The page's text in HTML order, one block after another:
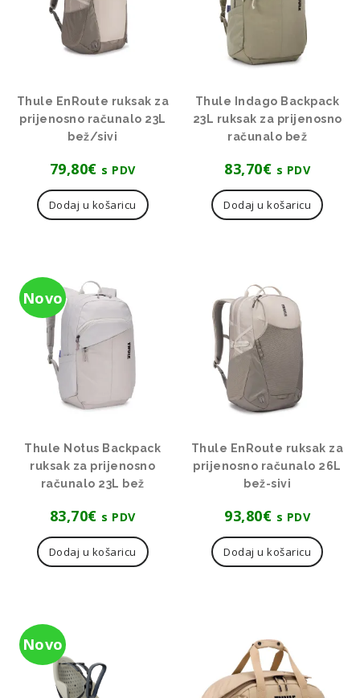
Thule EnRoute ruksak za
prijenosno računalo 23L
bež/sivi
79,80€ s PDV
Dodaj u košaricu
Thule Indago Backpack
23L ruksak za prijenosno
računalo bež
83,70€ s PDV
Dodaj u košaricu
Novo
Thule Notus Backpack
ruksak za prijenosno
računalo 23L bež
83,70€ s PDV
Dodaj u košaricu
Thule EnRoute ruksak za
prijenosno računalo 26L
bež-sivi
93,80€ s PDV
Dodaj u košaricu
Novo